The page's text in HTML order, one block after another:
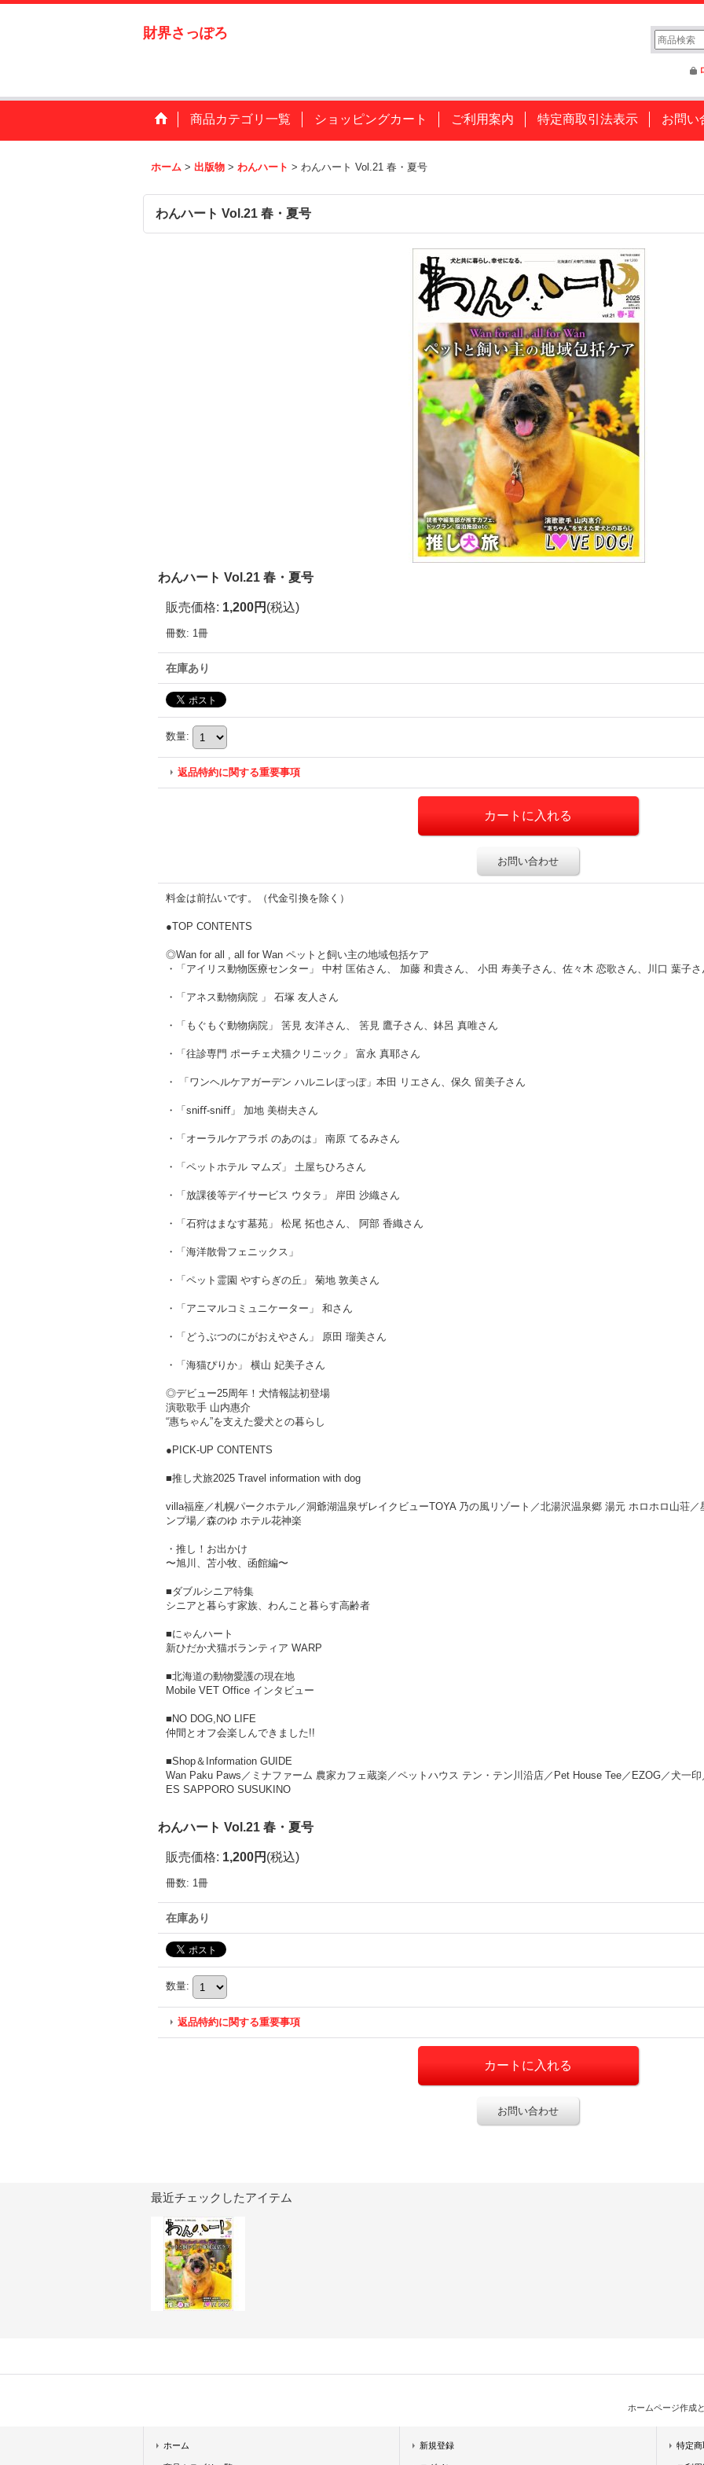
財界さっぽろ
商品カテゴリ一覧 ショッピングカート ご利用案内 特定商取引法表示 お問い
ホーム > 出版物 > わんハート > わんハート Vol.21 春・夏号
わんハート Vol.21 春・夏号
わんハート Vol.21 春・夏号
販売価格: 1,200円 (税込)
冊数: 1冊
在庫あり
数量:
返品特約に関する重要事項
お問い合わせ
料金は前払いです。（代金引換を除く）
●TOP CONTENTS
◎Wan for all , all for Wan ペットと飼い主の地域包括ケア
・「アイリス動物医療センター」 中村 匡佑さん、 加藤 和貴さん、 小田 寿美子さん、佐々木 恋歌さん、川口 葉子さ
・「アネス動物病院 」 石塚 友人さん
・「もぐもぐ動物病院」 筈見 友洋さん、 筈見 鷹子さん、鉢呂 真唯さん
・「往診専門 ポーチェ犬猫クリニック」 富永 真耶さん
・ 「ワンヘルケアガーデン ハルニレぽっぽ」本田 リエさん、保久 留美子さん
・「sniﬀ-sniﬀ」 加地 美樹夫さん
・「オーラルケアラボ のあのは」 南原 てるみさん
・「ペットホテル マムズ」 土屋ちひろさん
・「放課後等デイサービス ウタラ」 岸田 沙織さん
・「石狩はまなす墓苑」 松尾 拓也さん、 阿部 香織さん
・「海洋散骨フェニックス」
・「ペット霊園 やすらぎの丘」 菊地 敦美さん
・「アニマルコミュニケーター」 和さん
・「どうぶつのにがおえやさん」 原田 瑠美さん
・「海猫ぴりか」 横山 妃美子さん
◎デビュー25周年！犬情報誌初登場
演歌歌手 山内惠介
“惠ちゃん”を支えた愛犬との暮らし
●PICK-UP CONTENTS
■推し犬旅2025 Travel information with dog
villa福座／札幌パークホテル／洞爺湖温泉ザレイクビューTOYA 乃の風リゾート／北湯沢温泉郷 湯元 ホロホロ山荘
ンプ場／森のゆ ホテル花神楽
・推し！お出かけ
〜旭川、苫小牧、函館編〜
■ダブルシニア特集
シニアと暮らす家族、わんこと暮らす高齢者
■にゃんハート
新ひだか犬猫ボランティア WARP
■北海道の動物愛護の現在地
Mobile VET Office インタビュー
■NO DOG,NO LIFE
仲間とオフ会楽しんできました!!
■Shop＆Information GUIDE
Wan Paku Paws／ミナファーム 農家カフェ蔵楽／ペットハウス テン・テン川沿店／Pet House Tee／EZOG／犬一
ES SAPPORO SUSUKINO
わんハート Vol.21 春・夏号
販売価格: 1,200円 (税込)
冊数: 1冊
在庫あり
数量:
返品特約に関する重要事項
お問い合わせ
最近チェックしたアイテム
ホームページ作成
ホーム 新規登録 特定